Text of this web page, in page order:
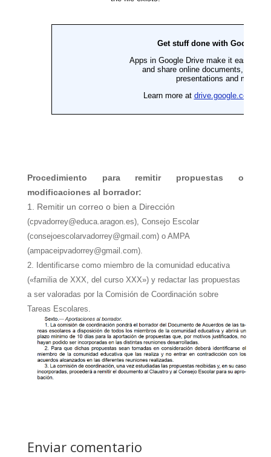
Procedimiento para remitir propuestas o
modificaciones al borrador:
1. Remitir un correo o bien a Dirección
(cpvadorrey@educa.aragon.es), Consejo Escolar
(consejoescolarvadorrey@gmail.com) o AMPA
(ampaceipvadorrey@gmail.com).
2. Identificarse como miembro de la comunidad educativa
(«familia de XXX, del curso XXX») y redactar las propuestas
a ser valoradas por la Comisión de Coordinación sobre
Tareas Escolares.
Enviar comentario